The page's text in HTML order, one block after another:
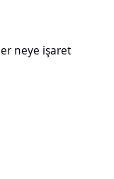
neye işaret